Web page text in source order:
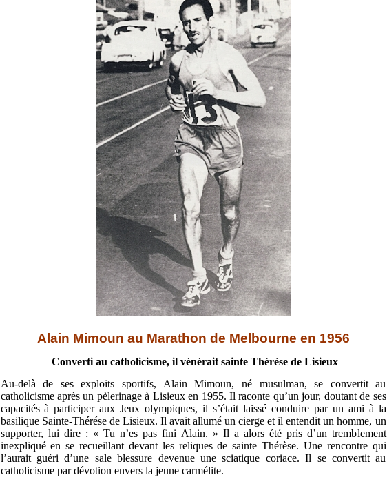
Alain Mimoun au Marathon de Melbourne en 1956
Converti au catholicisme, il vénérait sainte Thérèse de Lisieux
Au-delà de ses exploits sportifs, Alain Mimoun, né musulman, se convertit au
catholicisme après un pèlerinage à Lisieux en 1955. Il raconte qu’un jour, doutant de ses
capacités à participer aux Jeux olympiques, il s’était laissé conduire par un ami à la
basilique Sainte-Thérése de Lisieux. Il avait allumé un cierge et il entendit un homme, un
supporter, lui dire : « Tu n’es pas fini Alain. » Il a alors été pris d’un tremblement
inexpliqué en se recueillant devant les reliques de sainte Thérèse. Une rencontre qui
l’aurait guéri d’une sale blessure devenue une sciatique coriace. Il se convertit au
catholicisme par dévotion envers la jeune carmélite.